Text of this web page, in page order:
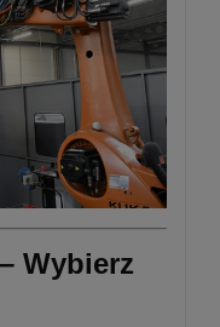
Wybierz